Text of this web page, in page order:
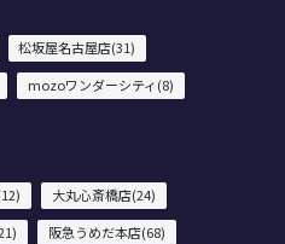
松坂屋名古屋店(31)
mozoワンダーシティ(8)
大丸心斎橋店(24)
阪急うめだ本店(68)